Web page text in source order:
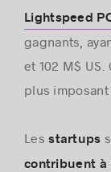
Lightspeed
gagnants,
et 102 M$
plus imposant
Lesstartups
contribuent à